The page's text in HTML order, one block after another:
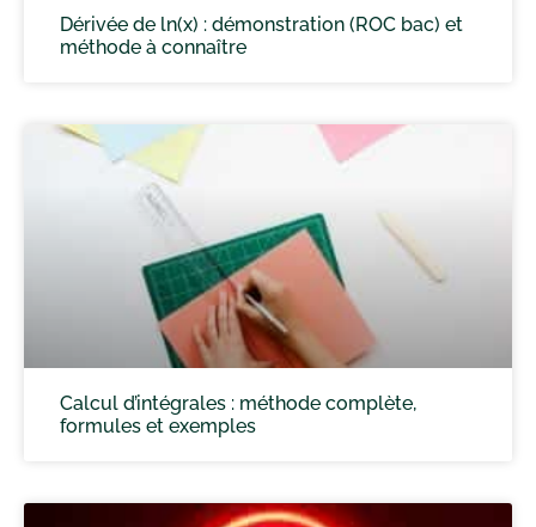
Dérivée de ln(x) : démonstration (ROC bac) et
méthode à connaître
Calcul d’intégrales : méthode complète,
formules et exemples